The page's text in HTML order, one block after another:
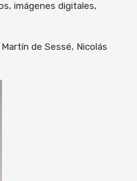
imágenes digitales,
de Sessé, Nicolás